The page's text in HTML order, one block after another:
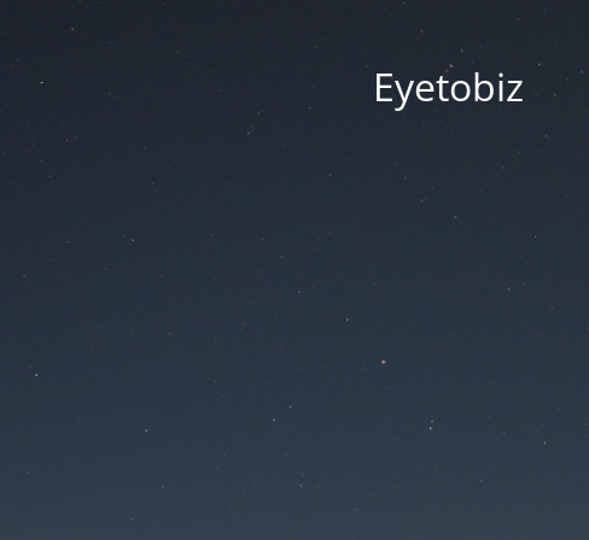
Eyetobiz